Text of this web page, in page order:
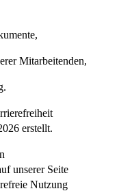
Mitarbeitenden,
erstellt.
unserer Seite
Nutzung